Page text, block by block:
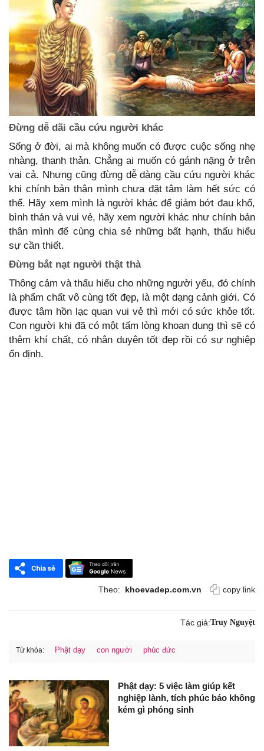
Đừng dễ dãi cầu cứu người khác
Sống ở đời, ai mà không muốn có được cuộc sống nhẹ
nhàng, thanh thản. Chẳng ai muốn có gánh nặng ở trên
vai cả. Nhưng cũng đừng dễ dàng cầu cứu người khác
khi chính bản thân mình chưa đặt tâm làm hết sức có
thể. Hãy xem mình là người khác để giảm bớt đau khổ,
bình thản và vui vẻ, hãy xem người khác như chính bản
thân mình để cùng chia sẻ những bất hạnh, thấu hiểu
sự cần thiết.
Đừng bắt nạt người thật thà
Thông cảm và thấu hiểu cho những người yếu, đó chính
là phẩm chất vô cùng tốt đẹp, là một dạng cảnh giới. Có
được tâm hồn lạc quan vui vẻ thì mới có sức khỏe tốt.
Con người khi đã có một tấm lòng khoan dung thì sẽ có
thêm khí chất, có nhân duyên tốt đẹp rồi có sự nghiệp
ổn định.
Theo: khoevadep.com.vn copy link
Tác giả:Truy Nguyệt
Từ khóa: Phật dạy con người phúc đức
Phật dạy: 5 việc làm giúp kết
nghiệp lành, tích phúc báo không
kém gì phóng sinh